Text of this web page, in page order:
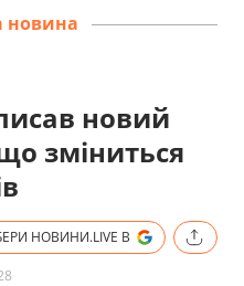
новина
новий
зміниться
НОВИНИ.LIVE В